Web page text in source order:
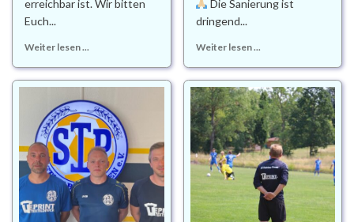
erreichbar ist. Wir bitten
Euch...
Weiter lesen ...
Die Sanierung ist
dringend...
Weiter lesen ...